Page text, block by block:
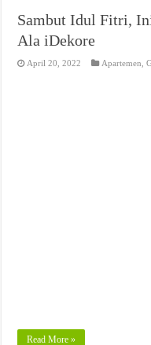
Sambut Idul Fitri,
Ala iDekore
April 20, 2022 Apartemen ,
Read More »